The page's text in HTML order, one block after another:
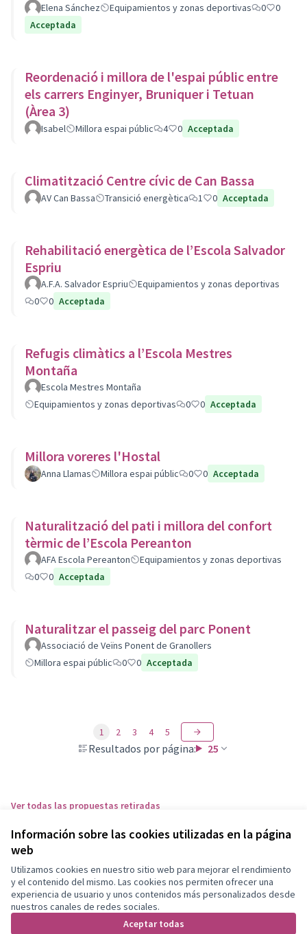
Información sobre las cookies utilizadas en la página
web
Utilizamos cookies en nuestro sitio web para mejorar el rendimiento
y el contenido del mismo. Las cookies nos permiten ofrecer una
experiencia de usuario y unos contenidos más personalizados desde
nuestros canales de redes sociales.
Aceptar todas
Elena Sánchez Equipamientos y zonas deportivas 0
0
Acceptada
Reordenació i millora de l'espai públic entre
els carrers Enginyer, Bruniquer i Tetuan
(Àrea 3)
Isabel Millora espai públic 4 0 Acceptada
Climatització Centre cívic de Can Bassa
AV Can Bassa Transició energètica 1 0 Acceptada
Rehabilitació energètica de l’Escola Salvador
Espriu
A.F.A. Salvador Espriu
Equipamientos y zonas deportivas
0
0 Acceptada
Refugis climàtics a l’Escola Mestres
Montaña
Escola Mestres Montaña
Equipamientos y zonas deportivas
0 0 Acceptada
Millora voreres l'Hostal
Anna Llamas Millora espai públic 0 0 Acceptada
Naturalització del pati i millora del confort
tèrmic de l’Escola Pereanton
AFA Escola Pereanton
Equipamientos y zonas deportivas
0
0 Acceptada
Naturalitzar el passeig del parc Ponent
Associació de Veïns Ponent de Granollers
Millora espai públic
0 0 Acceptada
Resultados por página: 25
1 2 3 4 5
Ver todas las propuestas retiradas
Términos y condiciones de uso
Configuración de cookies
Granollers Participa en X
(Enlace externo)
Granollers Participa en Facebook
(Enlace externo)
Granollers Participa en Instagram
(Enlace externo)
Granollers Participa en YouTube
(Enlace externo)
Castellano
Triar la llenguaElegir el idioma